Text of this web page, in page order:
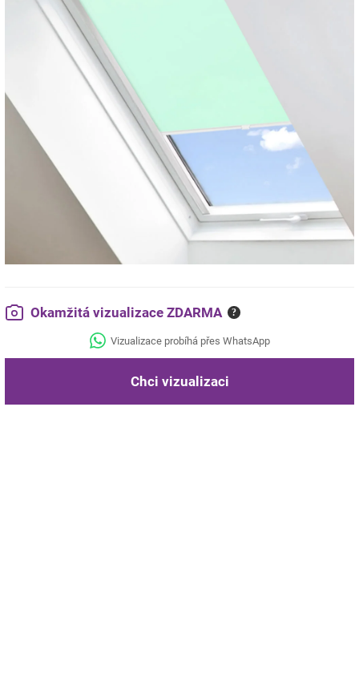
Okamžitá vizualizace ZDARMA ?
Vizualizace probíhá přes WhatsApp
Chci vizualizaci